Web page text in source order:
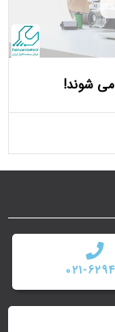
می ‌شوند!
021-